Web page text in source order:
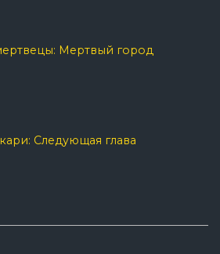
Мертвый город
Следующая глава